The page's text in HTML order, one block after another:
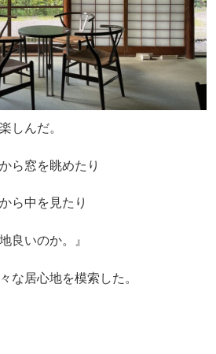
しんだ。
ら窓を眺めたり
ら中を見たり
良いのか。』
な居心地を模索した。